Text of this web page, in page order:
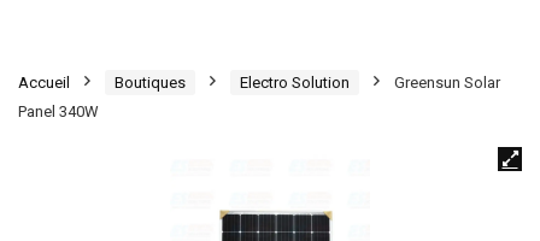
Accueil Boutiques Electro Solution
Greensun Solar
Panel 340W